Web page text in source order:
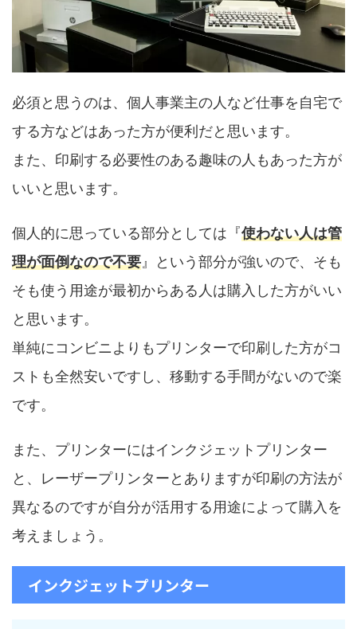
必須と思うのは、個人事業主の人など仕事を自宅で
する方などはあった方が便利だと思います。
また、印刷する必要性のある趣味の人もあった方が
いいと思います。
個人的に思っている部分としては『使わない人は管
理が面倒なので不要』という部分が強いので、そも
そも使う用途が最初からある人は購入した方がいい
と思います。
単純にコンビニよりもプリンターで印刷した方がコ
ストも全然安いですし、移動する手間がないので楽
です。
また、プリンターにはインクジェットプリンター
と、レーザープリンターとありますが印刷の方法が
異なるのですが自分が活用する用途によって購入を
考えましょう。
インクジェットプリンター